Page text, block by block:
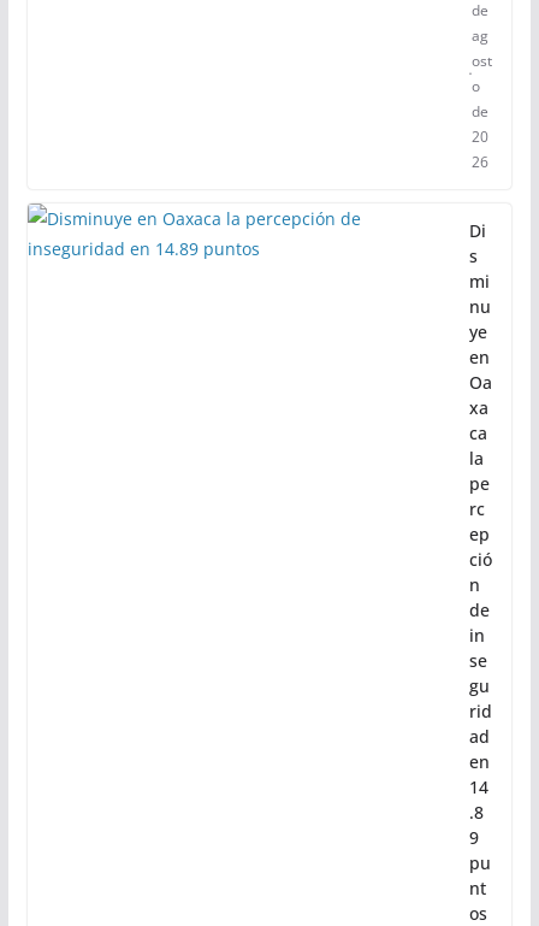
de
ag
ost
o
de
20
26
Di
s
mi
nu
ye
en
Oa
xa
ca
la
pe
rc
ep
ció
n
de
in
se
gu
rid
ad
en
14
.8
9
pu
nt
os